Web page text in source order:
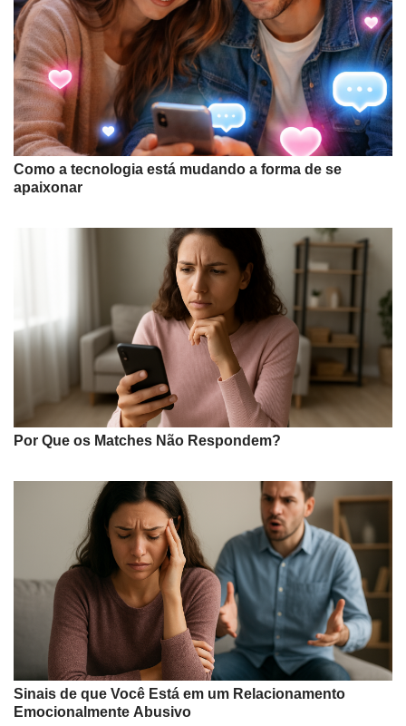
Como a tecnologia está mudando a forma de se
apaixonar
Por Que os Matches Não Respondem?
Sinais de que Você Está em um Relacionamento
Emocionalmente Abusivo